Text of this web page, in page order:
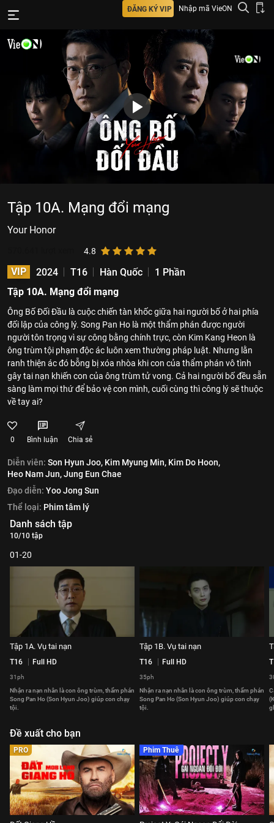
ĐĂNG KÝ VIP Nhập mã VieON
Tập 10A. Mạng đổi mạng
Your Honor
4.8
VIP 2024 T16 Hàn Quốc
1 Phần
Tập 10A. Mạng đổi mạng
Ông Bố Đối Đầu là cuộc chiến tàn khốc giữa hai người bố ở hai phía
đối lập của công lý. Song Pan Ho là một thẩm phán được người
người tôn trọng vì sự công bằng chính trực, còn Kim Kang Heon là
ông trùm tội phạm độc ác luôn xem thường pháp luật. Nhưng lằn
ranh thiện ác đó bỗng bị xóa nhòa khi con của thẩm phán vô tình
gây tai nạn khiến con của ông trùm tử vong. Cả hai người bố đều sẵn
sàng làm mọi thứ để bảo vệ con mình, cuối cùng thì công lý sẽ thuộc
về tay ai?
0 Bình luận Chia sẻ
Diễn viên: Son Hyun Joo, Kim Myung Min, Kim Do Hoon,
Heo Nam Jun,Jung Eun Chae
Đạo diễn: Yoo Jong Sun
Thể loại: Phim tâm lý
Danh sách tập
10/10 tập
01-20
Tập 1A. Vụ tai nạn
T16 Full HD
31ph
Nhận ra nạn nhân là con ông trùm, thẩm phán
Song Pan Ho (Son Hyun Joo) giúp con chạy
tội.
Tập 1B. Vụ tai nạn
T16 Full HD
35ph
Nhận ra nạn nhân là con ông trùm, thẩm phán
Song Pan Ho (Son Hyun Joo) giúp con chạy
tội.
Đề xuất cho bạn
PRO Phim Thuê